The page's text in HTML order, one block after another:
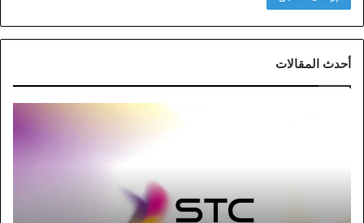
أحدث المقالات